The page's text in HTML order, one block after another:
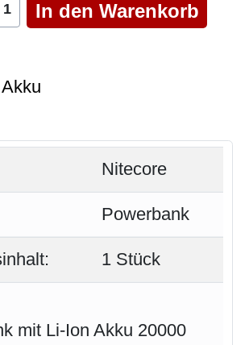
Akku
Nitecore
Powerbank
1 Stück
mit Li-Ion Akku 20000